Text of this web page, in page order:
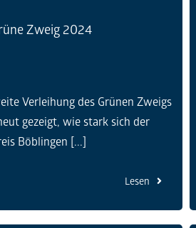
Zweig 2024
Verleihung des Grünen Zweigs
gezeigt, wie stark sich der
Böblingen [...]
Lesen